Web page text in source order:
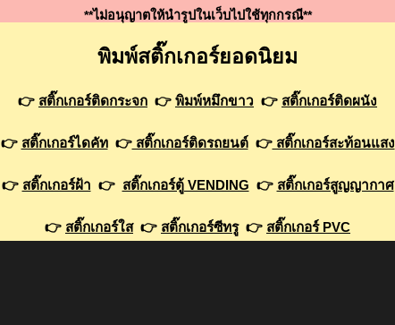
**ไม่อนุญาตให้นำรูปในเว็บไปใช้ทุกกรณี**
พิมพ์สติ๊กเกอร์ยอดนิยม
👉 สติ๊กเกอร์ติดกระจก 👉 พิมพ์หมึกขาว 👉 สติ๊กเกอร์ติดผนัง
👉 สติ๊กเกอร์ไดคัท👉สติ๊กเกอร์ติดรถยนต์👉สติ๊กเกอร์สะท้อนแสง
👉 สติ๊กเกอร์ฝ้า 👉 สติ๊กเกอร์ตู้ VENDING 👉 สติ๊กเกอร์สูญญากาศ
👉 สติ๊กเกอร์ใส👉 สติ๊กเกอร์ซีทรู👉 สติ๊กเกอร์ PVC